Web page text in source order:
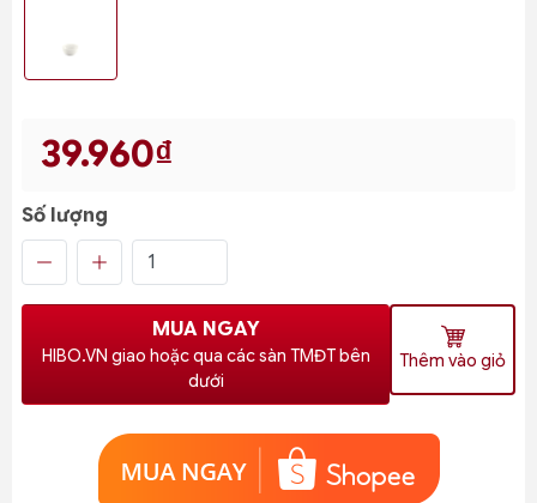
39.960₫
Số lượng
MUA NGAY
HIBO.VN giao hoặc qua các sàn TMĐT bên
dưới
Thêm vào giỏ